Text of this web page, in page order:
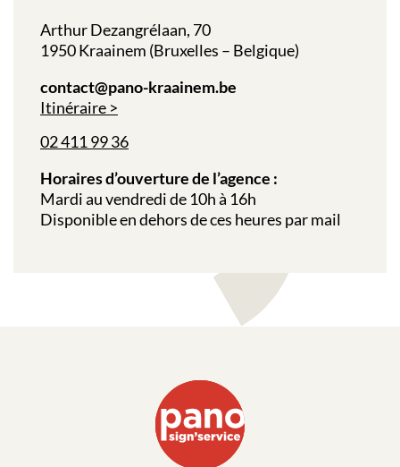
Arthur Dezangrélaan, 70
1950 Kraainem (Bruxelles – Belgique)
contact@pano-kraainem.be
Itinéraire
02 411 99 36
Horaires d’ouverture de l’agence :
Mardi au vendredi de 10h à 16h
Disponible en dehors de ces heures par mail